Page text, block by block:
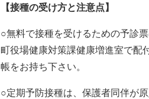
【接種の受け方と注意点】
○無料で接種を受けるための予診
町役場健康対策課健康増進室で配
帳をお持ち下さい。
○定期予防接種は、保護者同伴が